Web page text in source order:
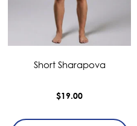
Short Sharapova
$19.00